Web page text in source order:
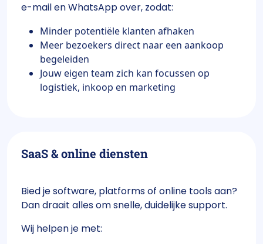
e-mail en WhatsApp over, zodat:
Minder potentiële klanten afhaken
Meer bezoekers direct naar een aankoop
begeleiden
Jouw eigen team zich kan focussen op
logistiek, inkoop en marketing
SaaS & online diensten
Bied je software, platforms of online tools aan?
Dan draait alles om snelle, duidelijke support.
Wij helpen je met: